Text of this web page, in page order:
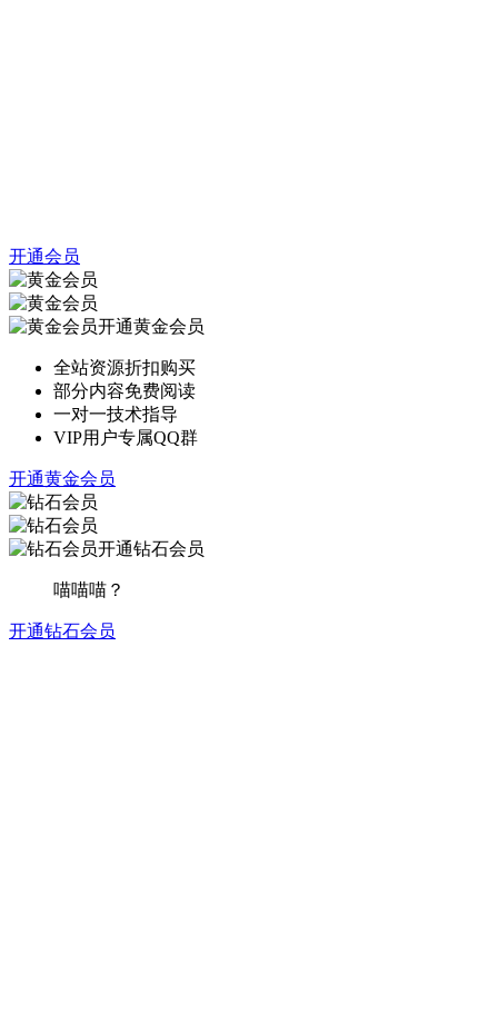
开通会员
开通黄金会员
全站资源折扣购买
部分内容免费阅读
一对一技术指导
VIP用户专属QQ群
开通黄金会员
开通钻石会员
喵喵喵？
开通钻石会员